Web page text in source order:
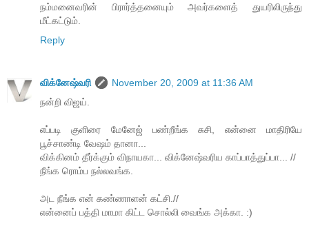
நம்மனைவரின் பிரார்த்தனையும் அவர்களைத் துயரிலிருந்து
மீட்கட்டும்.
Reply
விக்னேஷ்வரி
November 20, 2009 at 11:36 AM
நன்றி விஜய்.
எப்படி குளிரை மேனேஜ் பண்றீங்க சுசி, என்னை மாதிரியே
பூச்சாண்டி வேஷம் தானா...
விக்கினம் தீர்க்கும் விநாயகா... விக்னேஷ்வரிய காப்பாத்துப்பா... //
நீங்க ரொம்ப நல்லவங்க.
அட நீங்க என் கண்ணாளன் கட்சி.//
என்னைப் பத்தி மாமா கிட்ட சொல்லி வைங்க அக்கா. :)